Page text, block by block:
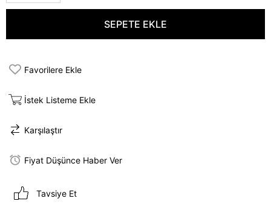
Favorilere Ekle
İstek Listeme Ekle
Karşılaştır
Fiyat Düşünce Haber Ver
Tavsiye Et